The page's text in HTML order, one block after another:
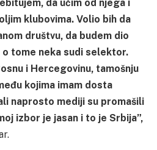
da učim od njega i
klubovima. Volio bih da
društvu, da budem dio
tome neka sudi selektor.
i Hercegovinu, tamošnju
kojima imam dosta
naprosto mediji su promašili
izbor je jasan i to je Srbija”,